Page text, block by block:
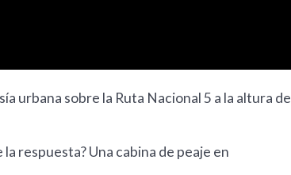
urbana sobre la Ruta Nacional 5 a la altura de
respuesta? Una cabina de peaje en